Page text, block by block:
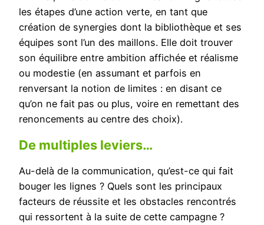
les étapes d’une action verte, en tant que
création de synergies dont la bibliothèque et ses
équipes sont l’un des maillons. Elle doit trouver
son équilibre entre ambition affichée et réalisme
ou modestie (en assumant et parfois en
renversant la notion de limites : en disant ce
qu’on ne fait pas ou plus, voire en remettant des
renoncements au centre des choix).
De multiples leviers…
Au-delà de la communication, qu’est-ce qui fait
bouger les lignes ? Quels sont les principaux
facteurs de réussite et les obstacles rencontrés
qui ressortent à la suite de cette campagne ?